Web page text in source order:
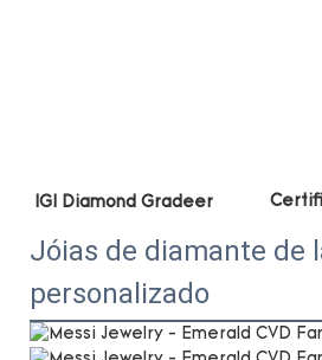
Jóias de diamante de
personalizado